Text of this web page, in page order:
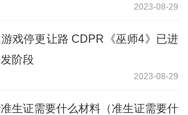
2023-08-29
戏停更让路 CDPR《巫师4》已进
阶段
2023-08-29
生证需要什么材料（准生证需要什